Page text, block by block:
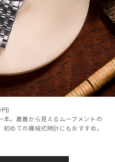
)
。裏蓋から見えるムーブメントの
めての機械式時計にもおすすめ。